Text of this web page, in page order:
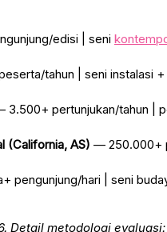
edisi | seni
tahun | seni instalasi +
3.500+ pertunjukan/tahun |
(California, AS) — 250.000+
pengunjung/hari | seni
Detail metodologi